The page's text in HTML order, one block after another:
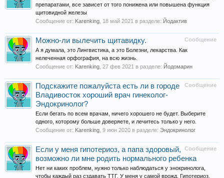
препаратами, все зависет от того понижена или повышена функция
щитовидной железы
Сообщение от: Karenking 18 май 2021 в разделе: Йодактив
Сообщение
Можно-ли вылечить щитавидку.
А я думала, это Лингвистика, а это Болезни, лекарства. Как
нелеченная орфография, на всю жизнь.
Сообщение от: Karenking 27 фев 2021 в разделе: Йодомарин
Сообщение
Подскажите пожалуйста есть ли в городе
Владивосток хороший врач гинеколог-
Эндокринолог?
Если бегать по всем врачам, ничего хорошего не будет. Выберите
одного, которому больше доверяете, и лечитесь только у него.
Сообщение от: Karenking 9 июн 2020 в разделе: Эндокринолог
Сообщение
Если у меня гипотериоз, а папа здоровый,
возможно ли мне родить нормального ребенка
Нет ни каких проблем, нужно только наблюдаться у энокринолога,
чтобы каждый раз сздавать ТТГ. У меня у самой врожд. Гипотериоз.